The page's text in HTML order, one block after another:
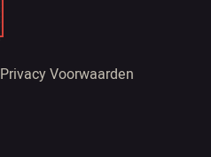
Privacy Voorwaarden